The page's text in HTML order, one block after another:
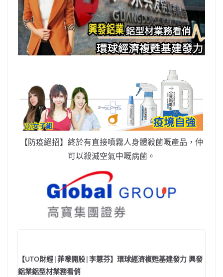
【防疫絕招】終於有直接噴霧人身體殺菌嘅產品，仲
可以殺滅空氣中嘅病菌。
【UTO財經|菲嚟開股|李慧芬】環球經濟複甦基建發力 興發
鋁業鋁型材業務看俏